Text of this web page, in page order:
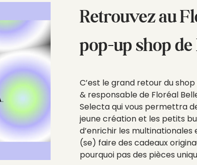
Retrouvez au
pop-up shop de
C’est le grand retour du
& responsable de Floréal
Selecta qui vous permettra
jeune création et les petits
d’enrichir les multinationales
(se) faire des cadeaux
pourquoi pas des pièces